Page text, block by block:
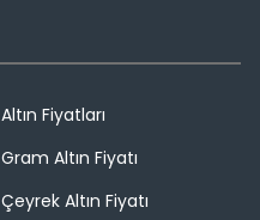
Altın Fiyatları
Gram Altın Fiyatı
Çeyrek Altın Fiyatı